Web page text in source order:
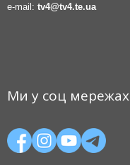
e-mail: tv4@tv4.te.ua
Ми у соц мережах